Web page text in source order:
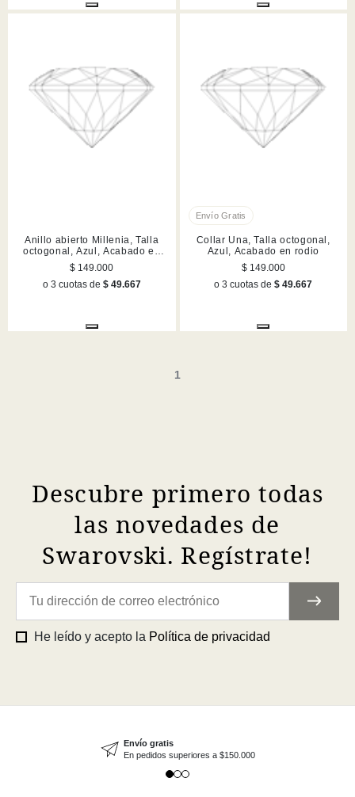
Anillo abierto Millenia, Talla
octogonal, Azul, Acabado en
rodio
$ 149.000
o 3 cuotas de $ 49.667
Collar Una, Talla octogonal,
Azul, Acabado en rodio
$ 149.000
o 3 cuotas de$ 49.667
1
Descubre primero todas
las novedades de
Swarovski. Regístrate!
He leído y acepto la Política de privacidad
Envío gratis
En pedidos superiores a $150.000